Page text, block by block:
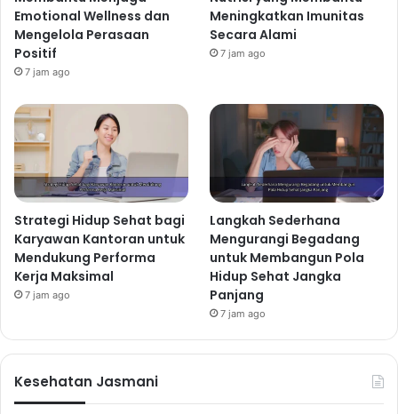
Makanan Sehat
admin 2 minggu ago
Rekomendasi Menu Makan Malam
Sehat dengan Nutrisi Lengkap agar
Kenyang Lebih Lama